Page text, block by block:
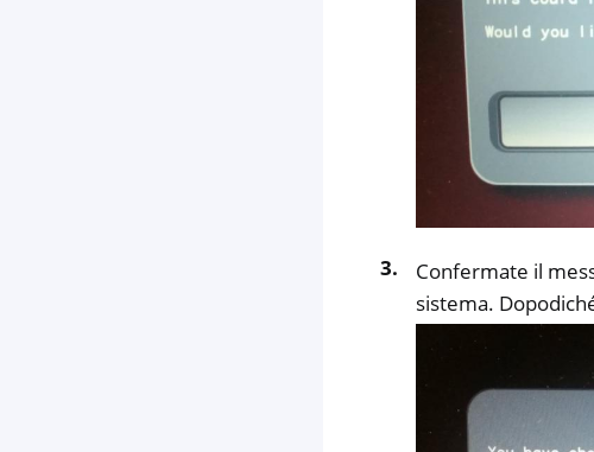
Confermate il
sistema.